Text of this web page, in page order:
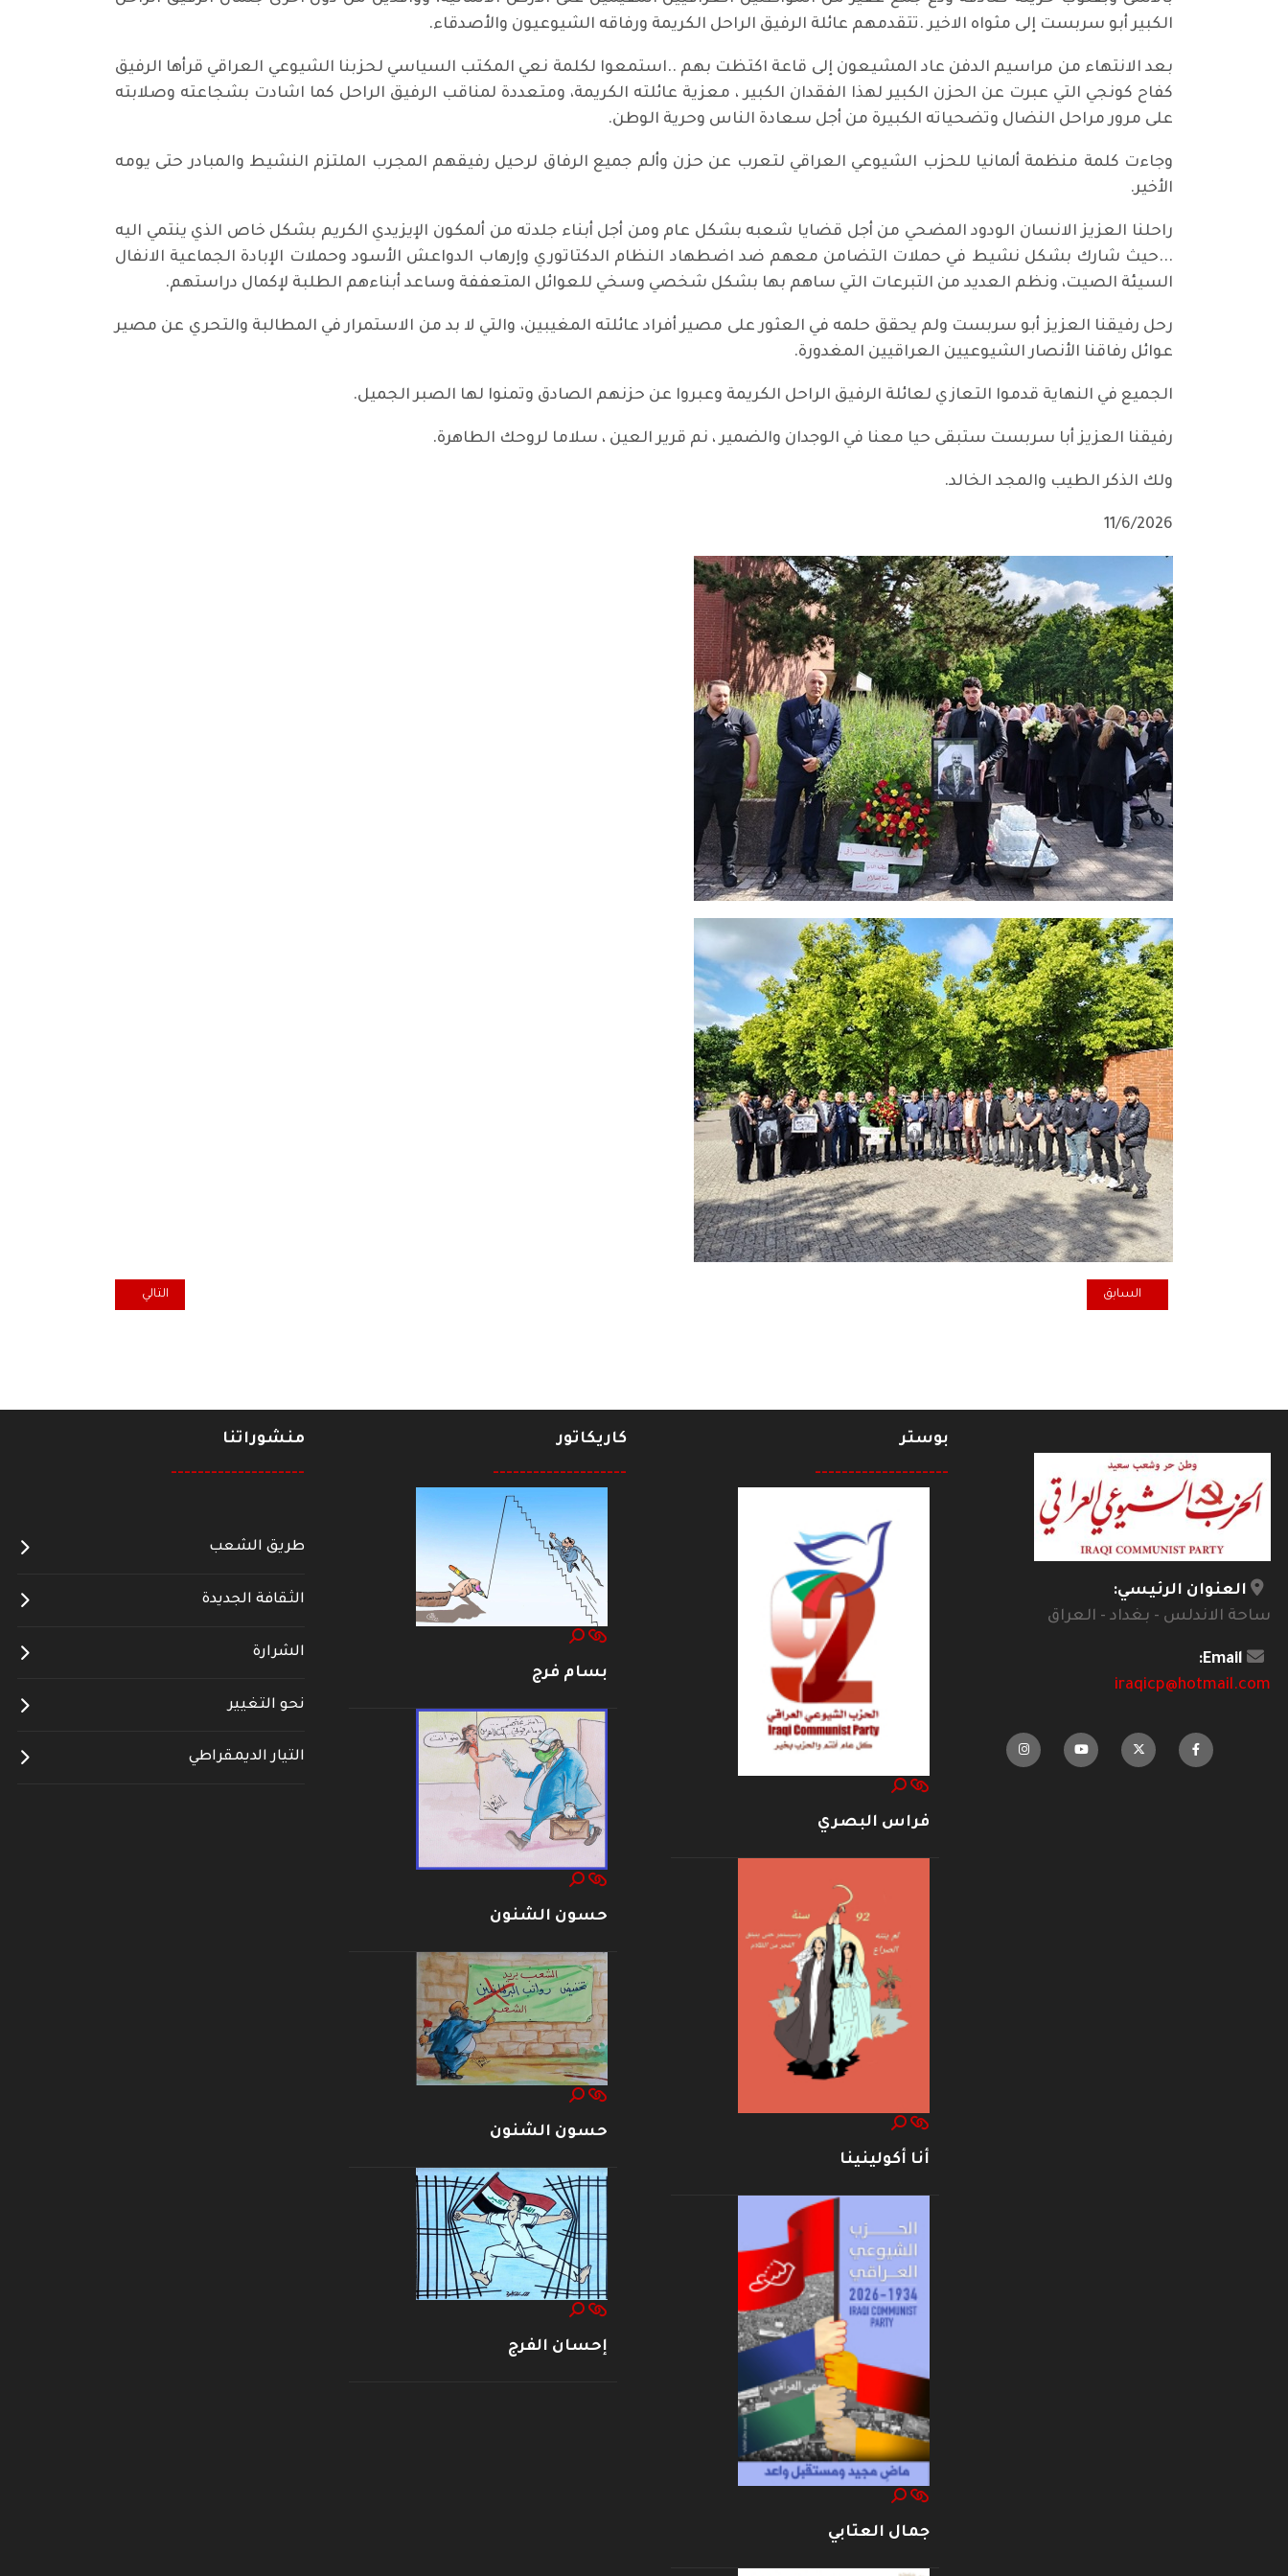
الكبير أبو سربست إلى مثواه الاخير .تتقدمهم عائلة الرفيق الراحل الكريمة ورفاقه الشيوعيون والأصدقاء.
بعد الانتهاء من مراسيم الدفن عاد المشيعون إلى قاعة اكتظت بهم ..استمعوا لكلمة نعي المكتب السياسي لحزبنا الشيوعي العراقي قرأها الرفيق
كفاح كونجي التي عبرت عن الحزن الكبير لهذا الفقدان الكبير ، معزية عائلته الكريمة، ومتعددة لمناقب الرفيق الراحل كما اشادت بشجاعته وصلابته
على مرور مراحل النضال وتضحياته الكبيرة من أجل سعادة الناس وحرية الوطن.
وجاءت كلمة منظمة ألمانيا للحزب الشيوعي العراقي لتعرب عن حزن وألم جميع الرفاق لرحيل رفيقهم المجرب الملتزم النشيط والمبادر حتى يومه
الأخير.
راحلنا العزيز الانسان الودود المضحي من أجل قضايا شعبه بشكل عام ومن أجل أبناء جلدته من ألمكون الإيزيدي الكريم بشكل خاص الذي ينتمي اليه
...حيث شارك بشكل نشيط في حملات التضامن معهم ضد اضطهاد النظام الدكتاتوري وإرهاب الدواعش الأسود وحملات الإبادة الجماعية الانفال
السيئة الصيت، ونظم العديد من التبرعات التي ساهم بها بشكل شخصي وسخي للعوائل المتعففة وساعد أبناءهم الطلبة لإكمال دراستهم.
رحل رفيقنا العزيز أبو سربست ولم يحقق حلمه في العثور على مصير أفراد عائلته المغيبين، والتي لا بد من الاستمرار في المطالبة والتحري عن مصير
عوائل رفاقنا الأنصار الشيوعيين العراقيين المغدورة.
الجميع في النهاية قدموا التعازي لعائلة الرفيق الراحل الكريمة وعبروا عن حزنهم الصادق وتمنوا لها الصبر الجميل.
رفيقنا العزيز أبا سربست ستبقى حيا معنا في الوجدان والضمير ، نم قرير العين ، سلاما لروحك الطاهرة.
ولك الذكر الطيب والمجد الخالد.
11/6/2026
المقال السابق: تهاني منظمة السويد بتخرج هيلين محمدد الربيعي ة و نياز كريم حيدر
السابق المقال التالي: تعاز ومواساة
التالي
العنوان الرئيسي:
ساحة الاندلس - بغداد - العراق
Email:
iraqicp@hotmail.com
بوستر
--------------------
فراس البصري
أنا أكولينينا
جمال العتابي
كاريكاتور
--------------------
بسام فرج
حسون الشنون
حسون الشنون
إحسان الفرج
منشوراتنا
--------------------
طريق الشعب
الثقافة الجديدة
الشرارة
نحو التغيير
التيار الديمقراطي